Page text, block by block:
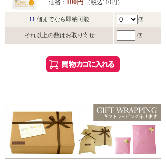
価格： 100円 （税込110円）
11 個までなら即納可能 個
それ以上の数はお取り寄せ 個